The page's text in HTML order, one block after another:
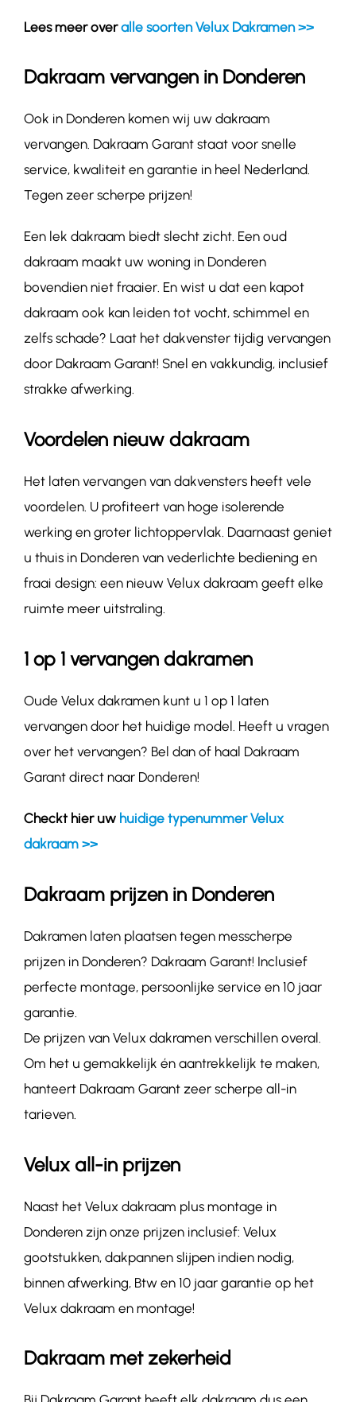
Lees meer overalle soorten Velux Dakramen >>
Dakraam vervangen in Donderen
Ook in Donderen komen wij uw dakraam
vervangen. Dakraam Garant staat voor snelle
service, kwaliteit en garantie in heel Nederland.
Tegen zeer scherpe prijzen!
Een lek dakraam biedt slecht zicht. Een oud
dakraam maakt uw woning in Donderen
bovendien niet fraaier. En wist u dat een kapot
dakraam ook kan leiden tot vocht, schimmel en
zelfs schade? Laat het dakvenster tijdig vervangen
door Dakraam Garant! Snel en vakkundig, inclusief
strakke afwerking.
Voordelen nieuw dakraam
Het laten vervangen van dakvensters heeft vele
voordelen. U profiteert van hoge isolerende
werking en groter lichtoppervlak. Daarnaast geniet
u thuis in Donderen van vederlichte bediening en
fraai design: een nieuw Velux dakraam geeft elke
ruimte meer uitstraling.
1 op 1 vervangen dakramen
Oude Velux dakramen kunt u 1 op 1 laten
vervangen door het huidige model. Heeft u vragen
over het vervangen? Bel dan of haal Dakraam
Garant direct naar Donderen!
Checkt hier uw huidige typenummer Velux
dakraam >>
Dakraam prijzen in Donderen
Dakramen laten plaatsen tegen messcherpe
prijzen in Donderen? Dakraam Garant! Inclusief
perfecte montage, persoonlijke service en 10 jaar
garantie.
De prijzen van Velux dakramen verschillen overal.
Om het u gemakkelijk én aantrekkelijk te maken,
hanteert Dakraam Garant zeer scherpe all-in
tarieven.
Velux all-in prijzen
Naast het Velux dakraam plus montage in
Donderen zijn onze prijzen inclusief: Velux
gootstukken, dakpannen slijpen indien nodig,
binnen afwerking, Btw en 10 jaar garantie op het
Velux dakraam en montage!
Dakraam met zekerheid